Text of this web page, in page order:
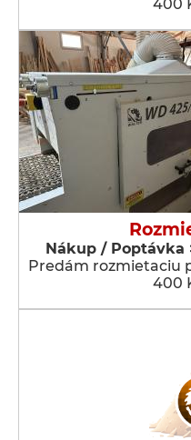
400
Nákup / Poptávka
Predám rozmietaciu
400